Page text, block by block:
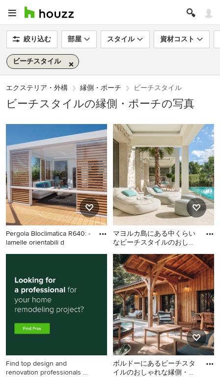
絞り込む 部屋 スタイル 資材コスト
ビーチスタイル
エクステリア・外構 縁側・ポーチ ビーチスタイル
ビーチスタイルの縁側・ポーチの写真
Pergola BIoclimatica R640: -
lamelle orientabili d
ミラノにあるビーチスタイ
チの写真
マヨルカ島にある中くらい
なビーチスタイルのおしゃ
マヨルカ島にある中くらい
なビーチスタイルのおしゃ
れな縁側・ポーチの写真
Find top design and
renovation professionals on
ボルドーにあるビーチスタ
イルのおしゃれな縁側・ポ